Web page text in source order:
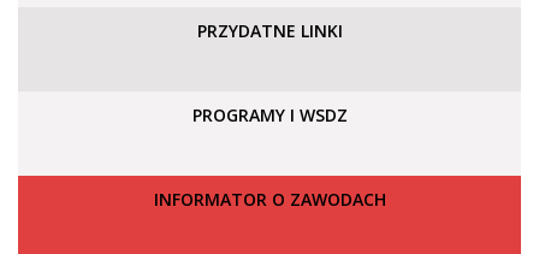
PRZYDATNE LINKI
PROGRAMY I WSDZ
INFORMATOR O ZAWODACH